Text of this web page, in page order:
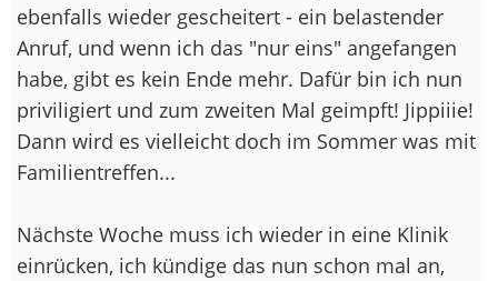
ebenfalls wieder gescheitert - ein belastender
Anruf, und wenn ich das "nur eins" angefangen
habe, gibt es kein Ende mehr. Dafür bin ich nun
priviligiert und zum zweiten Mal geimpft! Jippiiie!
Dann wird es vielleicht doch im Sommer was mit
Familientreffen...
Nächste Woche muss ich wieder in eine Klinik
einrücken, ich kündige das nun schon mal an,